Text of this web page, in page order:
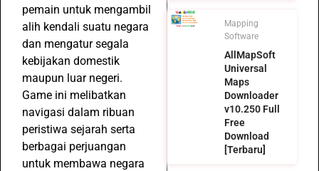
pemain untuk mengambil
alih kendali suatu negara
dan mengatur segala
kebijakan domestik
maupun luar negeri.
Game ini melibatkan
navigasi dalam ribuan
peristiwa sejarah serta
berbagai perjuangan
untuk membawa negara
Mapping
Software
AllMapSoft
Universal
Maps
Downloader
v10.250 Full
Free
Download
[Terbaru]